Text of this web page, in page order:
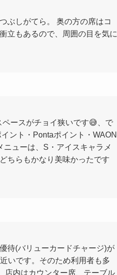
ぶしがてら。 奥の方の席はコ
立もあるので、周囲の目を気に
ースがチョイ狭いです😅、で
ント・Pontaポイント・WAON
ニューは、S・アイスキャラメ
ちらもかなり美味かったです
待(バリューカードチャージ)が
いです。そのため利用者も多
店内はカウンター席、テーブル